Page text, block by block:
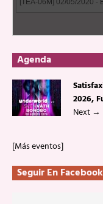
Agenda
2026,
Next →
[Más eventos]
Seguir En Facebook